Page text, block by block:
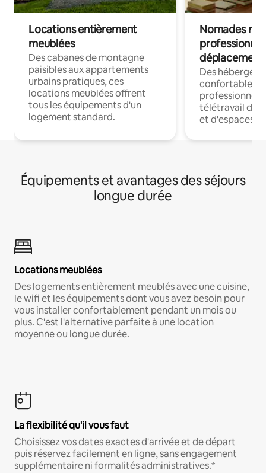
Locations entièrement
meublées
Des cabanes de montagne
paisibles aux appartements
urbains pratiques, ces
locations meublées offrent
tous les équipements d'un
logement standard.
Nomades
déplacement
Des
confortables
professionnels
télétravail
et d'espaces
Équipements et avantages des séjours
longue durée
Locations meublées
Des logements entièrement meublés avec une cuisine,
le wifi et les équipements dont vous avez besoin pour
vous installer confortablement pendant un mois ou
plus. C'est l'alternative parfaite à une location
moyenne ou longue durée.
La flexibilité qu'il vous faut
Choisissez vos dates exactes d'arrivée et de départ
puis réservez facilement en ligne, sans engagement
supplémentaire ni formalités administratives.*